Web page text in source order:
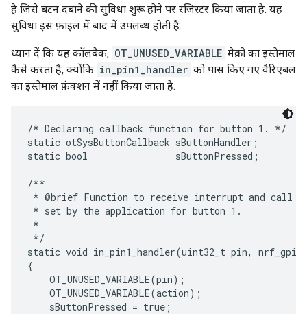
है जिसे बटन दबाने की सुविधा शुरू होने पर रजिस्टर किया जाता है. यह
सुविधा इस फ़ाइल में बाद में उपलब्ध होती है.
ध्यान दें कि यह कॉलबैक, OT_UNUSED_VARIABLE मैक्रो का इस्तेमाल
कैसे करता है, क्योंकि in_pin1_handler को पास किए गए वैरिएबल
का इस्तेमाल फ़ंक्शन में नहीं किया जाता है.
/* Declaring callback function for button 1. */
static otSysButtonCallback sButtonHandler;
static bool                sButtonPressed;
/**
* @brief Function to receive interrupt and call
* set by the application for button 1.
*
*/
static void in_pin1_handler(uint32_t pin,
{
    OT_UNUSED_VARIABLE(pin);
    OT_UNUSED_VARIABLE(action);
    sButtonPressed = true;